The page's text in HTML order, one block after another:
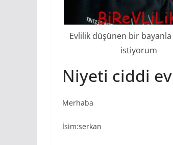
Evlilik düşünen bir bayanla
istiyorum
Niyeti ciddi
Merhaba
İsim:serkan